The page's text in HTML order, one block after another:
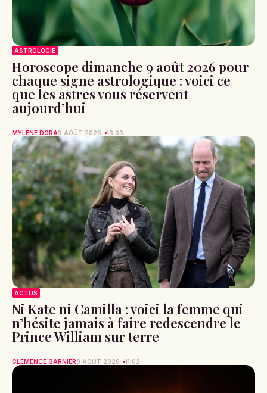
ASTROLOGIE
Horoscope dimanche 9 août 2026 pour
chaque signe astrologique : voici ce
que les astres vous réservent
aujourd’hui
MYLÈNE DORA9 AOÛT 2026 13:03
ACTUS
Ni Kate ni Camilla : voici la femme qui
n’hésite jamais à faire redescendre le
Prince William sur terre
CLÉMENCE GARNIER8 AOÛT 2026 11:02